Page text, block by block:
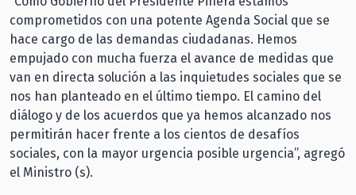
comprometidos con una potente Agenda Social que se
hace cargo de las demandas ciudadanas. Hemos
empujado con mucha fuerza el avance de medidas que
van en directa solución a las inquietudes sociales que se
nos han planteado en el último tiempo. El camino del
diálogo y de los acuerdos que ya hemos alcanzado nos
permitirán hacer frente a los cientos de desafíos
sociales, con la mayor urgencia posible urgencia”, agregó
el Ministro (s).